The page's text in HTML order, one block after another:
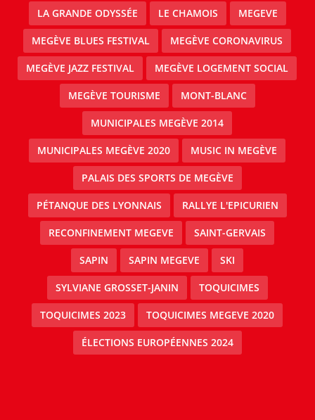
LA GRANDE ODYSSÉE LE CHAMOIS MEGEVE
MEGÈVE BLUES FESTIVAL MEGÈVE CORONAVIRUS
MEGÈVE JAZZ FESTIVAL MEGÈVE LOGEMENT SOCIAL
MEGÈVE TOURISME MONT-BLANC
MUNICIPALES MEGÈVE 2014
MUNICIPALES MEGÈVE 2020 MUSIC IN MEGÈVE
PALAIS DES SPORTS DE MEGÈVE
PÉTANQUE DES LYONNAIS RALLYE L'EPICURIEN
RECONFINEMENT MEGEVE SAINT-GERVAIS
SAPIN SAPIN MEGEVE SKI
SYLVIANE GROSSET-JANIN TOQUICIMES
TOQUICIMES 2023 TOQUICIMES MEGEVE 2020
ÉLECTIONS EUROPÉENNES 2024